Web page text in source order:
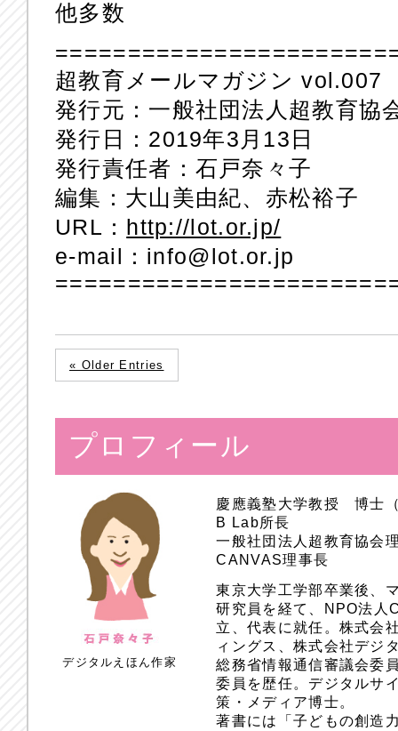
他多数
超教育メールマガジン vol.007
発行元：一般社団法人超教育協
発行日：2019年3月13日
発行責任者：石戸奈々子
編集：大山美由紀、赤松裕子
URL： http://lot.or.jp/
e-mail：info@lot.or.jp
« Older Entries
プロフィール
デジタルえほん作家
慶應義塾大学教授 博士
B Lab所長
一般社団法人超教育協会
CANVAS理事長
東京大学工学部卒業後、
研究員を経て、NPO法人
立、代表に就任。株式会
ィングス、株式会社デジ
総務省情報通信審議会委
委員を歴任。デジタルサ
策・メディア博士。
著書には「子どもの創造